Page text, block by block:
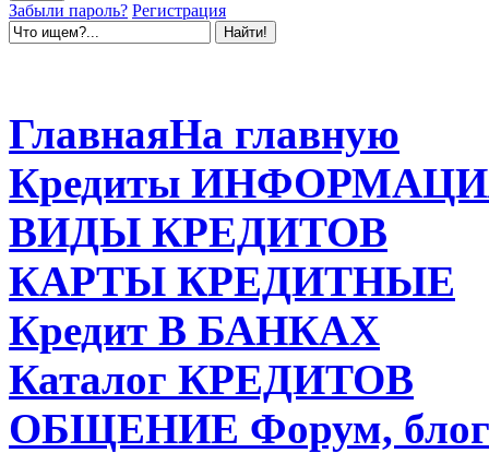
Забыли пароль? Регистрация
ГлавнаяНа главную
Кредиты
ВИДЫ КРЕДИТОВ
КАРТЫ КРЕДИТНЫЕ
Кредит В БАНКАХ
Каталог КРЕДИТОВ
ОБЩЕНИЕ Форум,